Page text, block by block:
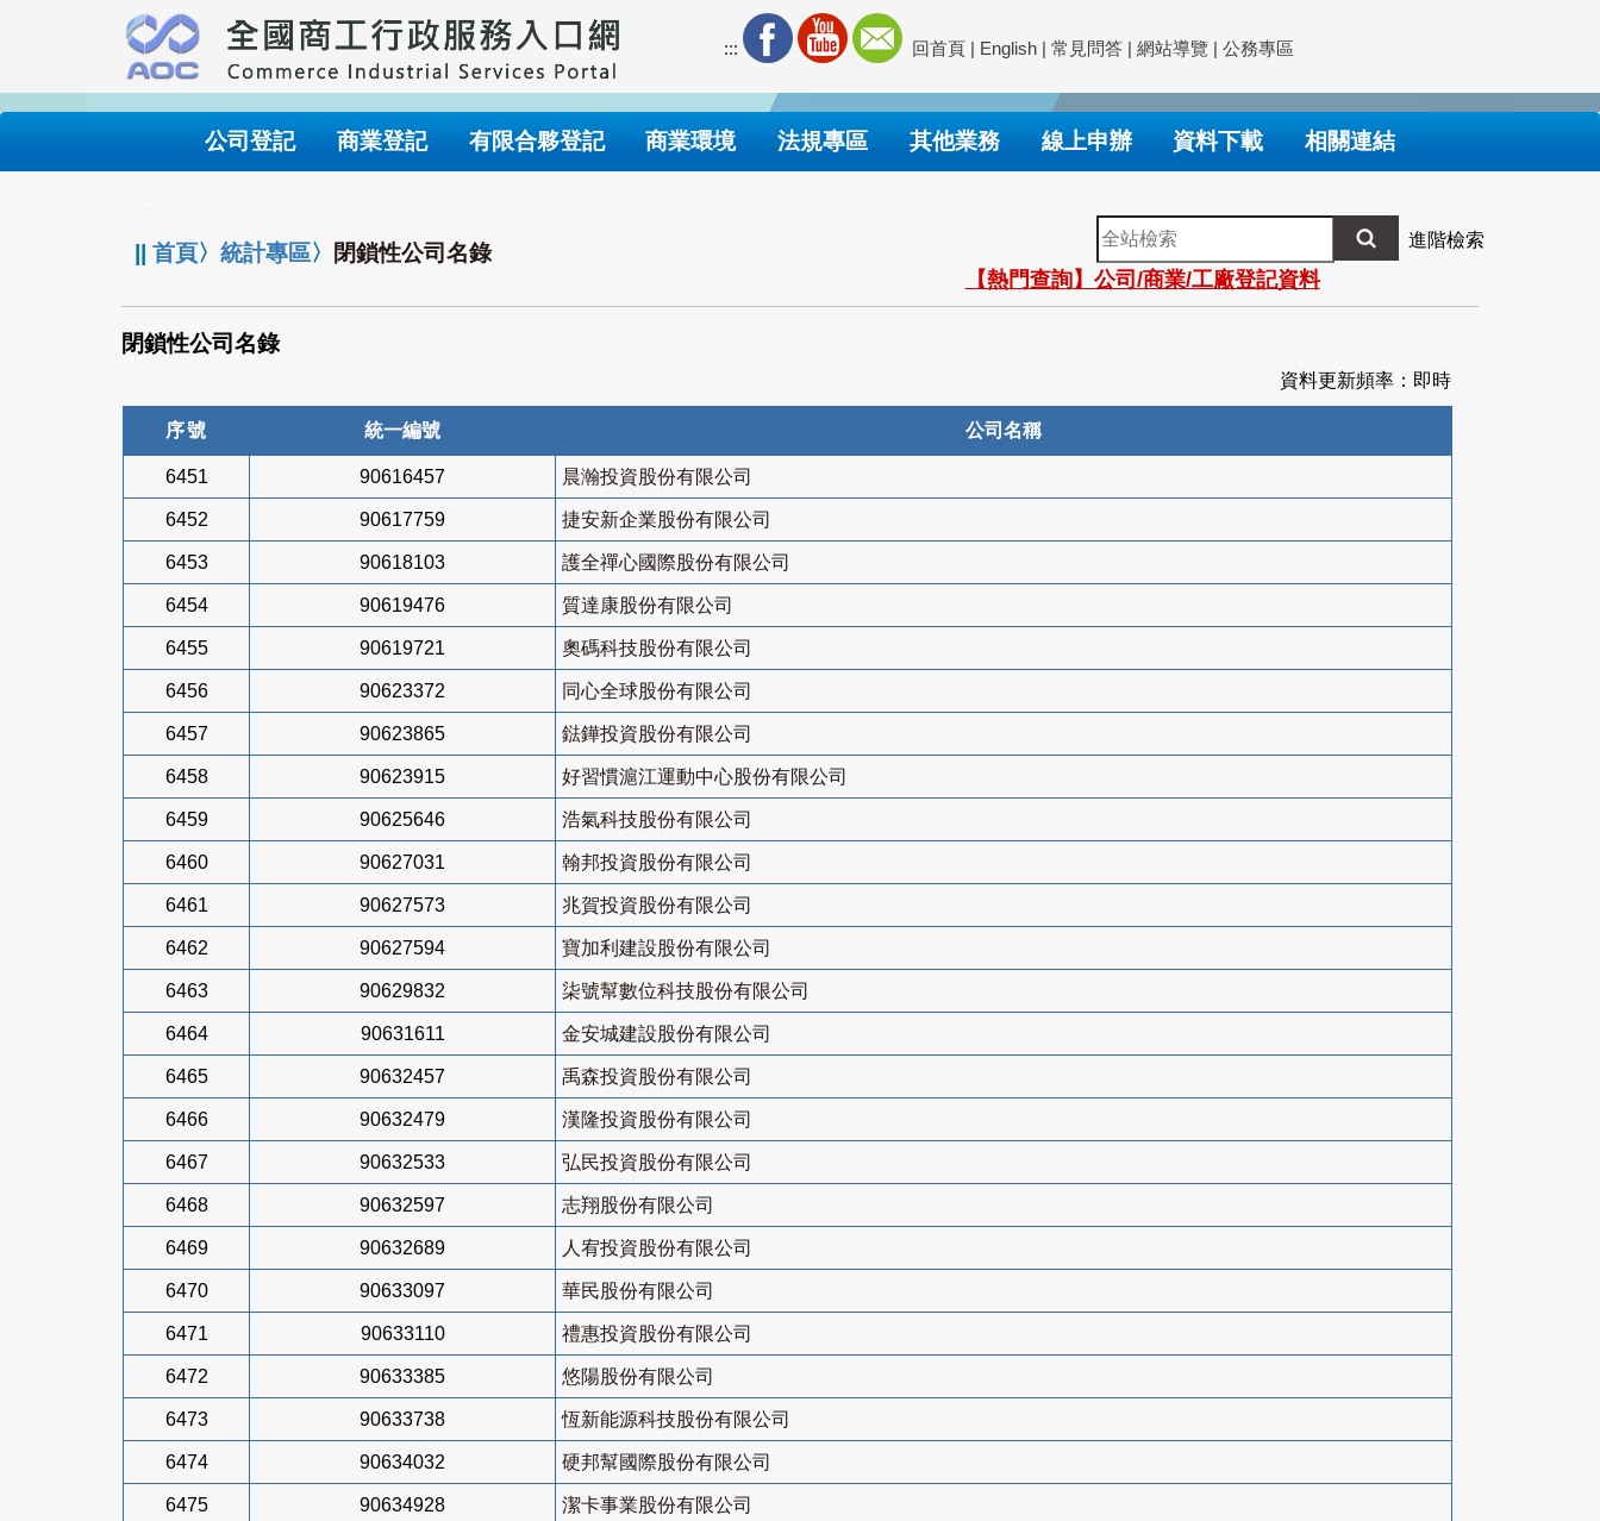
要
內
::: 回首頁 | English | 常見問答 | 網站導覽 | 公務專區
公司登記 商業登記 有限合夥登記 商業環境 法規專區 其他業務 線上申辦 資料下載 相關連結
||首頁〉統計專區〉 閉鎖性公司名錄
全
站
檢
索
進階檢索
【熱門查詢】公司/商業/工廠登記資料
閉鎖性公司名錄
資料更新頻率：即時
序號 統一編號 公司名稱
6451 90616457 晨瀚投資股份有限公司
6452 90617759 捷安新企業股份有限公司
6453 90618103 護全禪心國際股份有限公司
6454 90619476 質達康股份有限公司
6455 90619721 奧碼科技股份有限公司
6456 90623372 同心全球股份有限公司
6457 90623865 鍅鏵投資股份有限公司
6458 90623915 好習慣滬江運動中心股份有限公司
6459 90625646 浩氣科技股份有限公司
6460 90627031 翰邦投資股份有限公司
6461 90627573 兆賀投資股份有限公司
6462 90627594 寶加利建設股份有限公司
6463 90629832 柒號幫數位科技股份有限公司
6464 90631611 金安城建設股份有限公司
6465 90632457 禹森投資股份有限公司
6466 90632479 漢隆投資股份有限公司
6467 90632533 弘民投資股份有限公司
6468 90632597 志翔股份有限公司
6469 90632689 人宥投資股份有限公司
6470 90633097 華民股份有限公司
6471 90633110 禮惠投資股份有限公司
6472 90633385 悠陽股份有限公司
6473 90633738 恆新能源科技股份有限公司
6474 90634032 硬邦幫國際股份有限公司
6475 90634928 潔卡事業股份有限公司